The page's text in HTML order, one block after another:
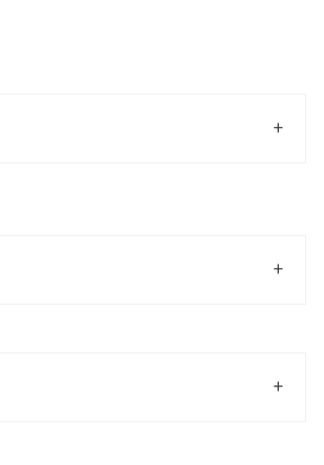
+
+
+